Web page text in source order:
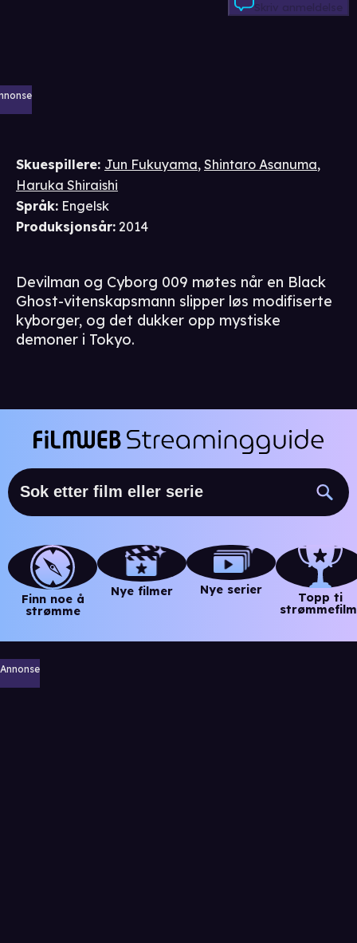
Skriv anmeldelse
Skuespillere: Jun Fukuyama, Shintaro Asanuma,
Haruka Shiraishi
Språk: Engelsk
Produksjonsår: 2014
Devilman og Cyborg 009 møtes når en Black
Ghost-vitenskapsmann slipper løs modifiserte
kyborger, og det dukker opp mystiske
demoner i Tokyo.
Finn noe å
strømme
Nye filmer Nye serier
Topp ti
Annonse